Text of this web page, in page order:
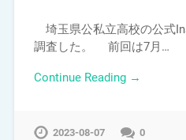
埼玉県公私立高校の公式
調査した。 前回は7月…
Continue Reading →
2023-08-07 0